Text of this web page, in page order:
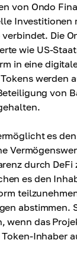
von Ondo
Investitionen
Die
wie US-
in eine
werden
von
es
durch DeFi
es den
abstimmen.
wenn das
Token-Inhaber